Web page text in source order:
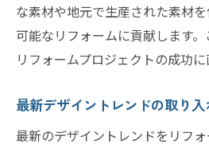
な素材や地元で生産された素材
可能なリフォームに貢献します。
リフォームプロジェクトの成功に
最新デザイントレンドの取り入
最新のデザイントレンドをリフ